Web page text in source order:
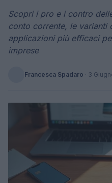
Scopri i pro e i contro
conto corrente, le varianti
applicazioni più efficaci
imprese
Francesca Spadaro · 3